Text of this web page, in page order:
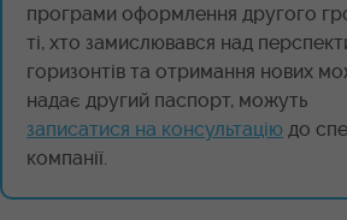
програми оформлення другого
ті, хто замислювався над
горизонтів та отримання нових
надає другий паспорт, можуть
записатися на консультацію до
компанії.